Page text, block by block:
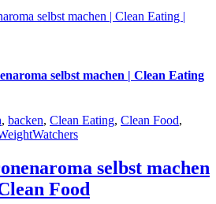
selbst machen | Clean Eating |
selbst machen | Clean Eating
, backen, Clean Eating, Clean Food,
selbst machen
Food